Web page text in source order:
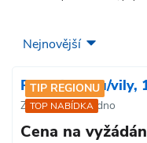
TIP REGIONU
TOP NABÍDKA
Prodej domu/vily,
Zlonice, okr. Kladno
Cena na